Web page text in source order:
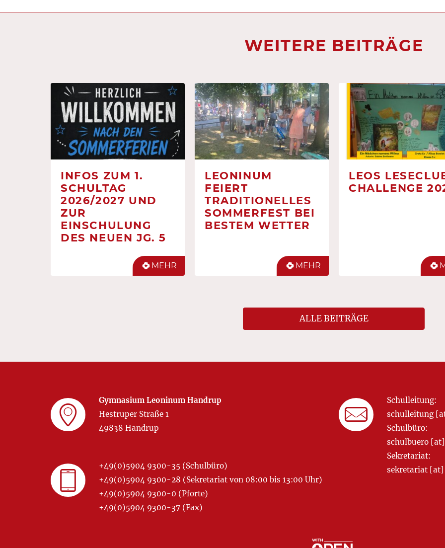
WEITERE BEITRÄGE
INFOS ZUM 1.
SCHULTAG
2026/2027 UND
ZUR
EINSCHULUNG
DES NEUEN JG. 5
MEHR
LEONINUM
FEIERT
TRADITIONELLES
SOMMERFEST BEI
BESTEM WETTER
MEHR
LEOS
CHALLENGE
ALLE BEITRÄGE
Gymnasium Leoninum Handrup
Hestruper Straße 1
49838 Handrup
+49(0)5904 9300-35 (Schulbüro)
+49(0)5904 9300-28 (Sekretariat von 08:00 bis 13:00 Uhr)
+49(0)5904 9300-0 (Pforte)
+49(0)5904 9300-37 (Fax)
Schulleitung:
schulleitung
Schulbüro:
schulbuero
Sekretariat:
sekretariat